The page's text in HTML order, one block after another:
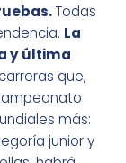
Todas
La
y última
que,
más:
junior y